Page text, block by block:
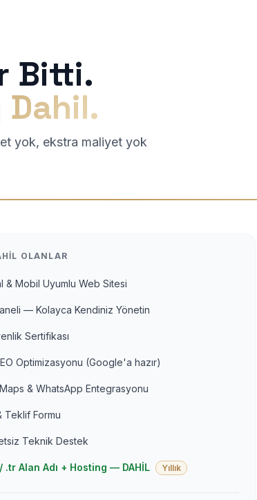
Bitti.
yok, ekstra maliyet yok
OLANLAR
& Mobil Uyumlu Web Sitesi
— Kolayca Kendiniz Yönetin
Sertifikası
Optimizasyonu (Google'a hazır)
& WhatsApp Entegrasyonu
Teklif Formu
Teknik Destek
.tr Alan Adı + Hosting — DAHİL Yıllık